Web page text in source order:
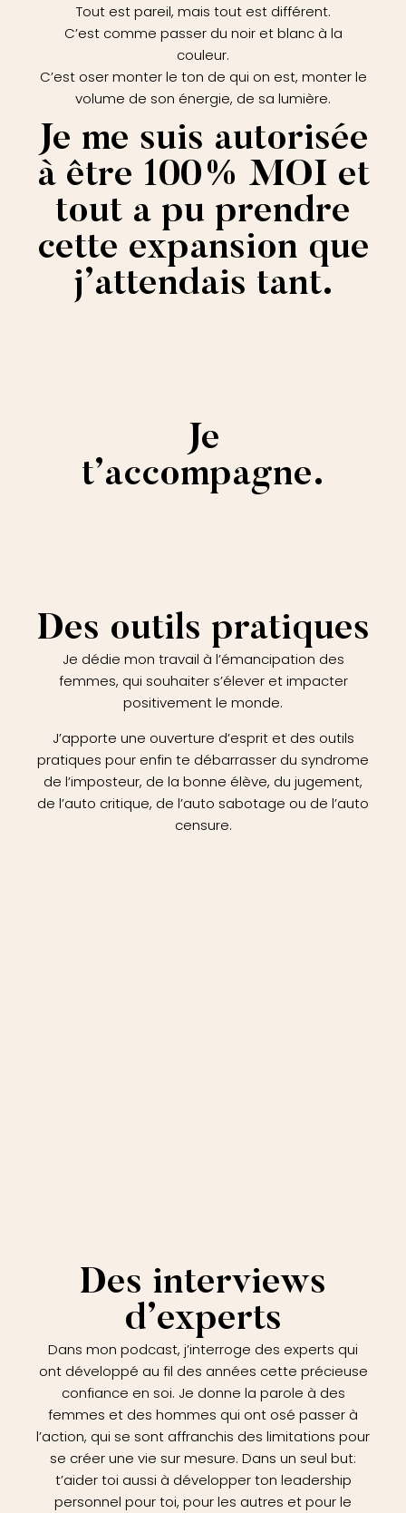
Tout est pareil, mais tout est différent.
C’est comme passer du noir et blanc à la
couleur.
C’est oser monter le ton de qui on est, monter le
volume de son énergie, de sa lumière.
Je me suis autorisée
à être 100% MOI et
tout a pu prendre
cette expansion que
j’attendais tant.
Je
t’accompagne.
Des outils pratiques
Je dédie mon travail à l’émancipation des
femmes, qui souhaiter s’élever et impacter
positivement le monde.
J’apporte une ouverture d’esprit et des outils
pratiques pour enfin te débarrasser du syndrome
de l’imposteur, de la bonne élève, du jugement,
de l’auto critique, de l’auto sabotage ou de l’auto
censure.
Des interviews
d’experts
Dans mon podcast, j’interroge des experts qui
ont développé au fil des années cette précieuse
confiance en soi. Je donne la parole à des
femmes et des hommes qui ont osé passer à
l’action, qui se sont affranchis des limitations pour
se créer une vie sur mesure. Dans un seul but:
t’aider toi aussi à développer ton leadership
personnel pour toi, pour les autres et pour le